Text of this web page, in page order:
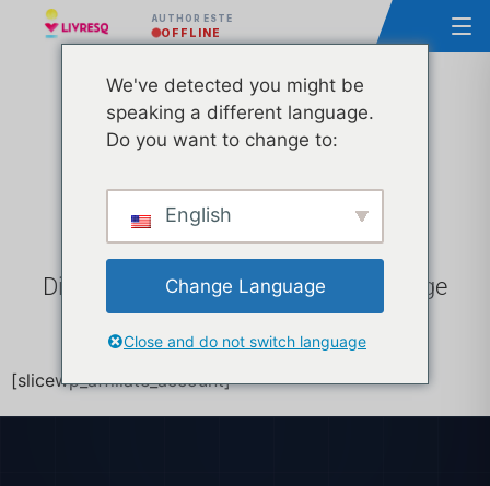
AUTHOR ESTE
OFFLINE
Cont Afiliat
Distribuie link-ul tău de afiliat și strange
comisioane din vânzări!
[slicewp_affiliate_account]
We've detected you might be
speaking a different language.
Do you want to change to:
English
Change Language
Close and do not switch language